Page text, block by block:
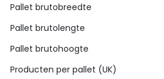
Pallet brutobreedte
Pallet brutolengte
Pallet brutohoogte
Producten per pallet (UK)